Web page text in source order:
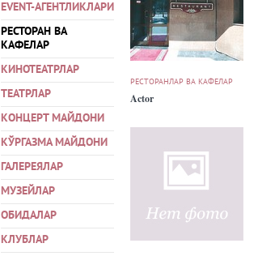
EVENT-АГЕНТЛИКЛАРИ
РЕСТОРАН ВА
КАФЕЛАР
КИНОТЕАТРЛАР
ТЕАТРЛАР
КОНЦЕРТ МАЙДОНИ
КЎРГАЗМА МАЙДОНИ
ГАЛЕРЕЯЛАР
МУЗЕЙЛАР
ОБИДАЛАР
КЛУБЛАР
РЕСТОРАНЛАР ВА КАФЕЛАР
Actor